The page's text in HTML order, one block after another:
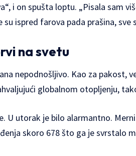
i on spušta loptu. „Pisala sam
su ispred farova pada prašina, sve
na svetu
nepodnošljivo. Kao za pakost,
globalnom otopljenju,
U utorak je bilo alarmantno.
skoro 678 što ga je svrstalo